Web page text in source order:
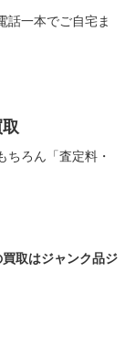
話一本でご自宅ま
ちろん「査定料・
取はジャンク品ジ